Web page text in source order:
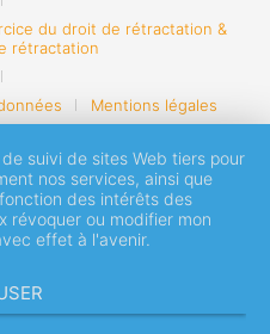
du droit de rétractation &
rétractation
Mentions légales
suivi de sites Web tiers pour
nos services, ainsi que
des intérêts des
révoquer ou modifier mon
effet à l'avenir.